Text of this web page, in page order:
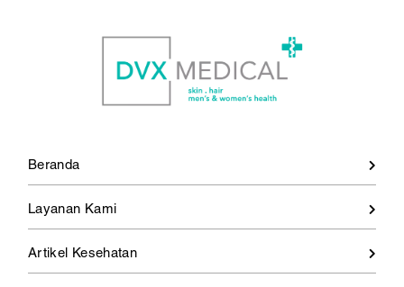
Beranda
Layanan Kami
Artikel Kesehatan